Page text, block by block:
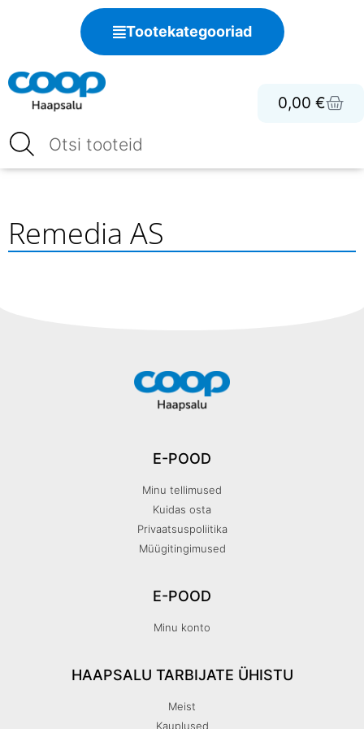
Tootekategooriad
0,00 €
Remedia AS
E-POOD
Minu tellimused
Kuidas osta
Privaatsuspoliitika
Müügitingimused
E-POOD
Minu konto
HAAPSALU TARBIJATE ÜHISTU
Meist
Kauplused